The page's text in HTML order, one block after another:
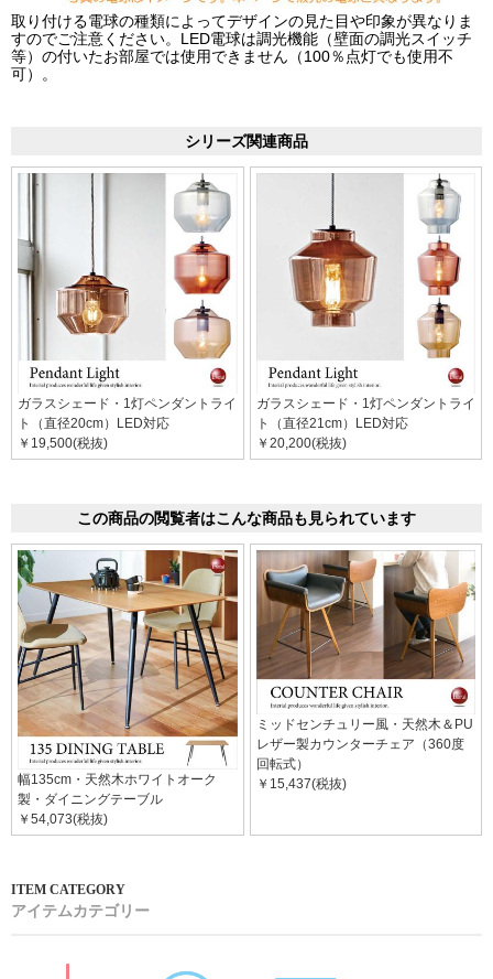
取り付ける電球の種類によってデザインの見た目や印象が異なりま
すのでご注意ください。LED電球は調光機能（壁面の調光スイッチ
等）の付いたお部屋では使用できません（100％点灯でも使用不
可）。
シリーズ関連商品
ガラスシェード・1灯ペンダントライ
ト（直径20cm）LED対応
￥19,500(税抜)
ガラスシェード・1灯ペンダントライ
ト（直径21cm）LED対応
￥20,200(税抜)
この商品の閲覧者はこんな商品も見られています
幅135cm・天然木ホワイトオーク
製・ダイニングテーブル
￥54,073(税抜)
ミッドセンチュリー風・天然木＆PU
レザー製カウンターチェア（360度
回転式）
￥15,437(税抜)
アイテムカテゴリー